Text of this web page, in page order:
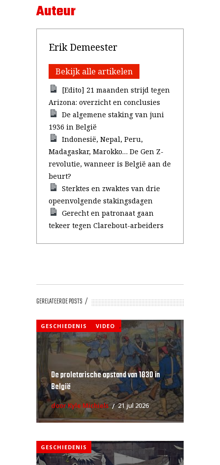
Auteur
Erik Demeester
Bekijk alle artikelen
[Edito] 21 maanden strijd tegen
Arizona: overzicht en conclusies
De algemene staking van juni
1936 in België
Indonesië, Nepal, Peru,
Madagaskar, Marokko… De Gen Z-
revolutie, wanneer is België aan de
beurt?
Sterktes en zwaktes van drie
opeenvolgende stakingsdagen
Gerecht en patronaat gaan
tekeer tegen Clarebout-arbeiders
GERELATEERDE POSTS
GESCHIEDENIS ,
VIDEO
De proletarische opstand van 1830 in
België
door Kyle Michiels 21 jul 2026
GESCHIEDENIS